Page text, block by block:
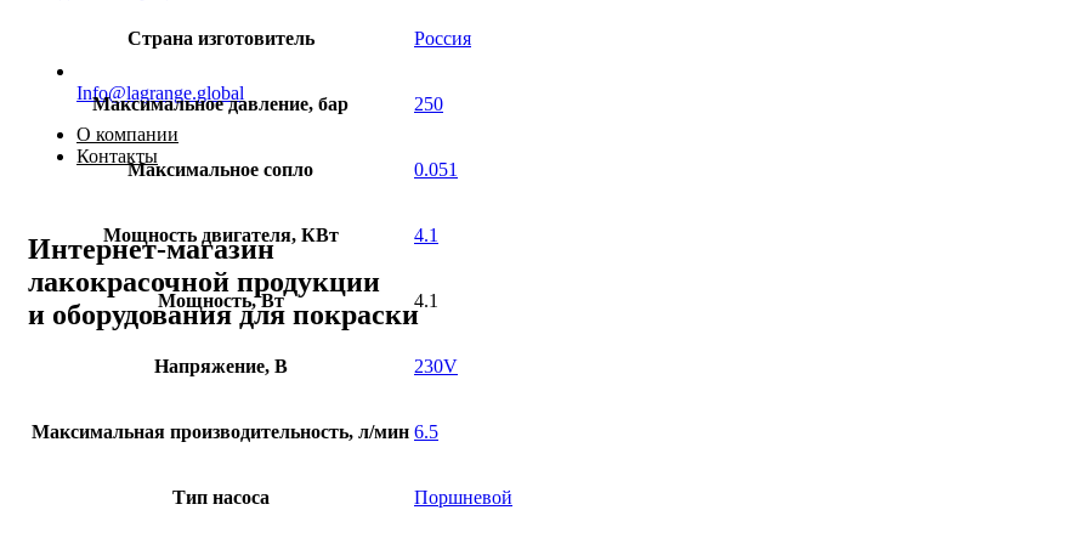
Info@lagrange.global
О компании
Контакты
Интернет-магазин
лакокрасочной продукции
и оборудования для покраски
Страна изготовитель Россия
Максимальное давление, бар 250
Максимальное сопло 0.051
Мощность двигателя, КВт 4.1
Мощность, Вт 4.1
Напряжение, В 230V
Максимальная производительность, л/мин 6.5
Тип насоса Поршневой